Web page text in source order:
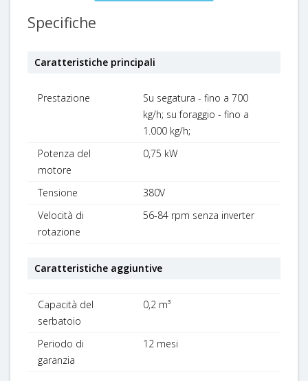
Specifiche
Caratteristiche principali
Prestazione
Su segatura - fino a 700
kg/h; su foraggio - fino a
1.000 kg/h;
Potenza del
motore
0,75 kW
Tensione
380V
Velocità di
rotazione
56-84 rpm senza inverter
Caratteristiche aggiuntive
Capacità del
serbatoio
0,2 m³
Periodo di
garanzia
12 mesi